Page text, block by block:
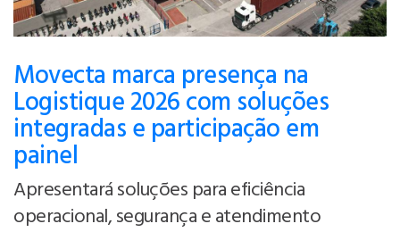
Movecta marca presença na
Logistique 2026 com soluções
integradas e participação em
painel
Apresentará soluções para eficiência
operacional, segurança e atendimento